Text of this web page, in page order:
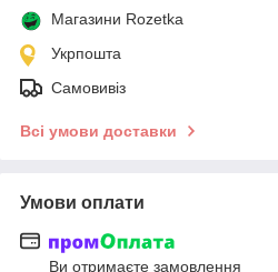
Магазини Rozetka
Укрпошта
Самовивіз
Всі умови доставки
Умови оплати
Ви отримаєте замовлення